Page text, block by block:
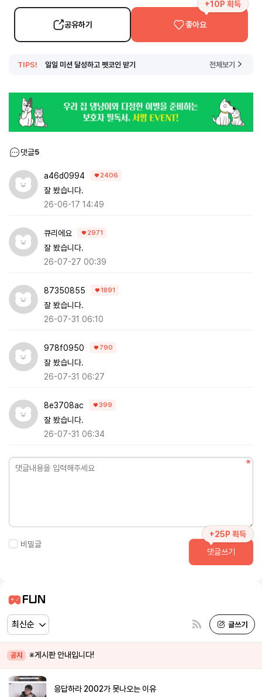
공유하기
+10P 획득
좋아요
TIPS! 일일 미션 달성하고 펫코인 받기 전체보기
댓글5
a46d0994 2406
잘 봤습니다.
26-06-17 14:49
큐리에요 2971
잘 봤습니다.
26-07-27 00:39
87350855 1891
잘 봤습니다.
26-07-31 06:10
978f0950 790
잘 봤습니다.
26-07-31 06:27
8e3708ac 399
잘 봤습니다.
26-07-31 06:34
비밀글
+25P 획득
댓글쓰기
FUN
공지 ※게시판 안내입니다!
응답하라 2002가 못나오는 이유